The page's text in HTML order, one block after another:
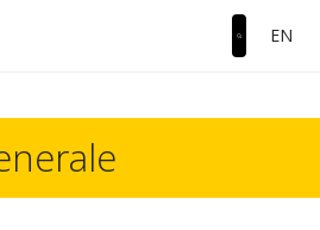
EN